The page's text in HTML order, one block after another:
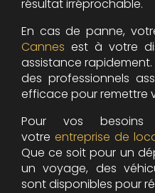
résultat irréprochable.
En cas de panne,
Cannes est à votre
assistance
des professionnels
efficace pour remettre
Pour vos besoins
votre entreprise de
Que ce soit pour un
un voyage, des
sont disponibles pour